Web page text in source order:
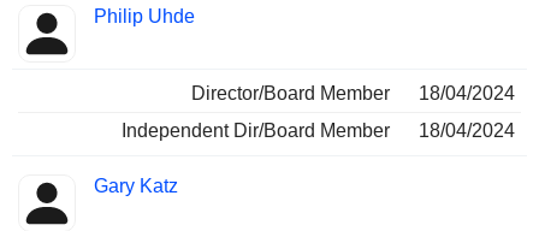
Philip Uhde
Director/Board Member
18/04/2024
Independent Dir/Board Member
18/04/2024
Gary Katz